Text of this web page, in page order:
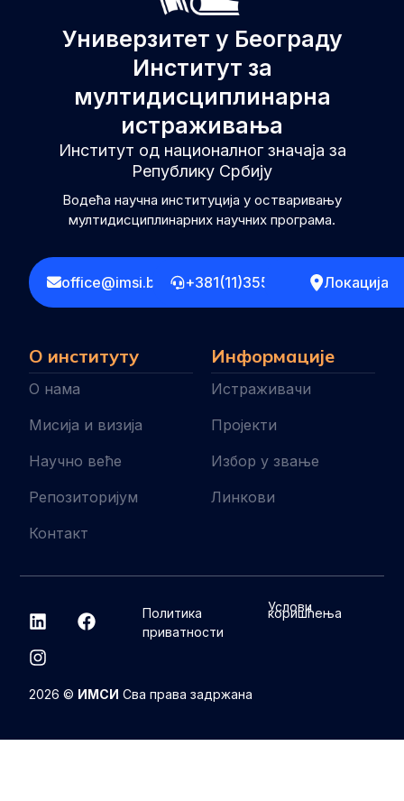
Универзитет у Београду
Институт за
мултидисциплинарна
истраживања
Институт од националног значаја за
Републику Србију
Водећа научна институција у остваривању
мултидисциплинарних научних програма.
office@imsi.bg.ac.rs+381(11)3555258 Локација
О институту
О нама
Мисија и визија
Научно веће
Репозиторијум
Контакт
Информације
Истраживачи
Пројекти
Избор у звање
Линкови
i
k
d
a
o
n
t
g
m
Политика
приватности
Услови
коришћења
2026 © ИМСИ Сва права задржана